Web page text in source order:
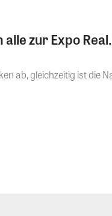
zur Expo
ab, gleichzeitig ist die